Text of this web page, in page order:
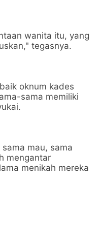
wanita itu, yang
tegasnya.
oknum kades
sama memiliki
mau, sama
mengantar
menikah mereka